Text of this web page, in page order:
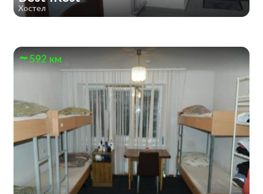
Хостел
592 км